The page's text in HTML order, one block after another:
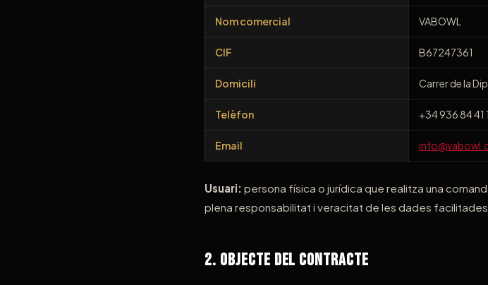
Nom comercial VABOWL
CIF B67247361
Domicili Carrer de la
Telèfon +34 936 84 41
Email
Usuari: persona física o jurídica que realitza una
plena responsabilitat i veracitat de les dades facilitades.
2. Objecte del Contracte